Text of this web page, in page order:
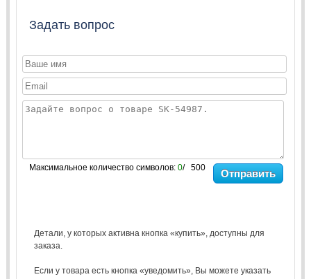
Задать вопрос
Максимальное количество символов: 0/ 500 Отправить
Детали, у которых активна кнопка «купить», доступны для
заказа.
Если у товара есть кнопка «уведомить», Вы можете указать